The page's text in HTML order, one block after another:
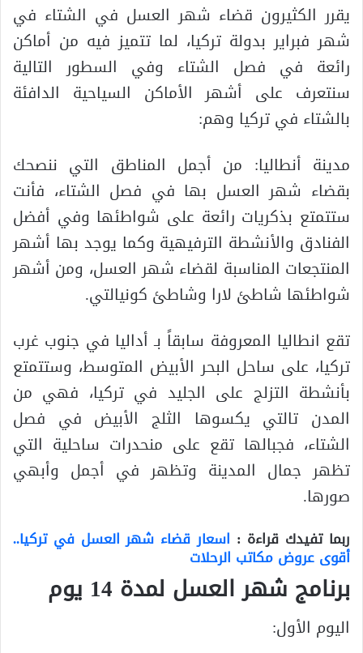
يقرر الكثيرون قضاء شهر العسل في الشتاء في
شهر فبراير بدولة تركيا، لما تتميز فيه من أماكن
رائعة في فصل الشتاء وفي السطور التالية
سنتعرف على أشهر الأماكن السياحية الدافئة
بالشتاء في تركيا وهم:
مدينة أنطاليا: من أجمل المناطق التي ننصحك
بقضاء شهر العسل بها في فصل الشتاء، فأنت
ستتمتع بذكريات رائعة على شواطئها وفي أفضل
الفنادق والأنشطة الترفيهية وكما يوجد بها أشهر
المنتجعات المناسبة لقضاء شهر العسل، ومن أشهر
شواطئها شاطئ لارا وشاطئ كونيالتي.
تقع انطاليا المعروفة سابقاً بـ أداليا في جنوب غرب
تركيا، على ساحل البحر الأبيض المتوسط، وستتمتع
بأنشطة التزلج على الجليد في تركيا، فهي من
المدن تالتي يكسوها الثلج الأبيض في فصل
الشتاء، فجبالها تقع على منحدرات ساحلية التي
تظهر جمال المدينة وتظهر في أجمل وأبهي
صورها.
ربما تفيدك قراءة : اسعار قضاء شهر العسل في تركيا..
أقوى عروض مكاتب الرحلات
برنامج شهر العسل لمدة 14 يوم
اليوم الأول: